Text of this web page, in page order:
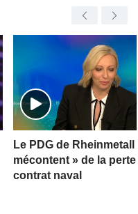
Le PDG de
mécontent » de la
contrat naval